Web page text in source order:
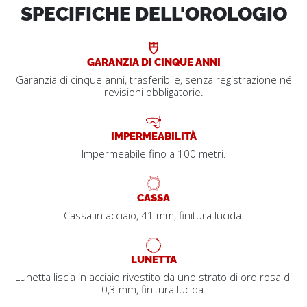
SPECIFICHE DELL'OROLOGIO
GARANZIA DI CINQUE ANNI
Garanzia di cinque anni, trasferibile, senza registrazione né
revisioni obbligatorie.
IMPERMEABILITÀ
Impermeabile fino a 100 metri.
CASSA
Cassa in acciaio, 41 mm, finitura lucida.
LUNETTA
Lunetta liscia in acciaio rivestito da uno strato di oro rosa di
0,3 mm, finitura lucida.